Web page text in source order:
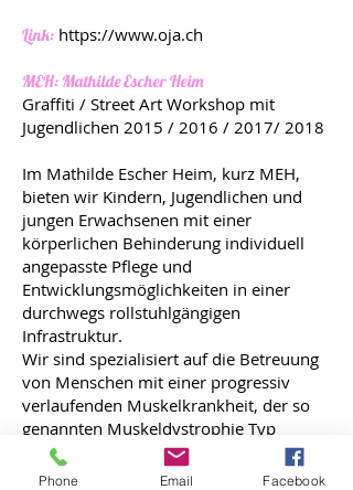
Link: https://www.oja.ch
MEH: Mathilde Escher Heim
Graffiti / Street Art Workshop mit
Jugendlichen 2015 / 2016 / 2017/ 2018
​Im Mathilde Escher Heim, kurz MEH,
bieten wir Kindern, Jugendlichen und
jungen Erwachsenen mit einer
körperlichen Behinderung individuell
angepasste Pflege und
Entwicklungsmöglichkeiten in einer
durchwegs rollstuhlgängigen
Infrastruktur.
Wir sind spezialisiert auf die Betreuung
von Menschen mit einer progressiv
verlaufenden Muskelkrankheit, der so
genannten Muskeldystrophie Typ
Duchenne. Wir nehmen auch Menschen
mit anderen Körperbehinderungen auf,
Phone Email Facebook